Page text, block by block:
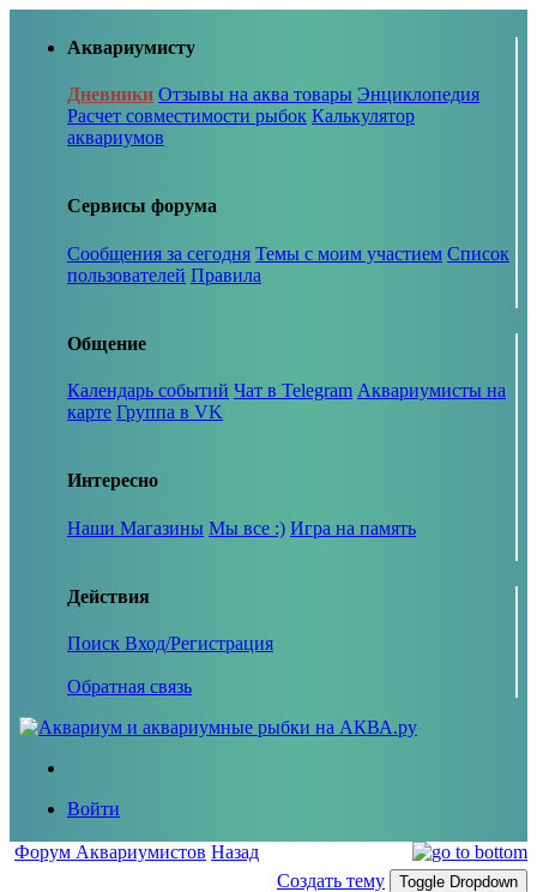
Аквариумисту
Дневники Отзывы на аква товары Энциклопедия
Расчет совместимости рыбок Калькулятор
аквариумов
Сервисы форума
Сообщения за сегодня Темы с моим участием Список
пользователей Правила
Общение
Календарь событий Чат в Telegram Аквариумисты на
карте Группа в VK
Интересно
Наши Магазины Мы все :) Игра на память
Действия
Поиск Вход/Регистрация
Обратная связь
Войти
Форум Аквариумистов Назад
Создать тему
Toggle Dropdown